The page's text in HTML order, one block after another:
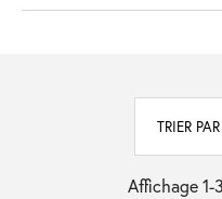
TRIER
Affichage 1-